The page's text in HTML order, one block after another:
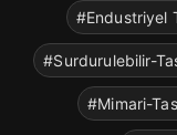
#Endustriyel
#Surdurulebilir-
#Mimari-